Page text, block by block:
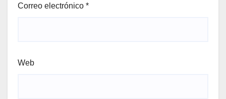
Correo electrónico *
Web